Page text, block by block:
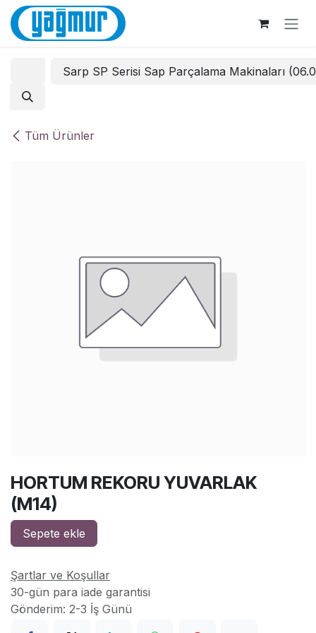
İçereği Atla
Tüm Ürünler
Sarp SP Serisi Sap Parçalama Makinaları
HORTUM REKORU YUVARLAK
(M14)
Sepete ekle
Şartlar ve Koşullar
30-gün para iade garantisi
Gönderim: 2-3 İş Günü